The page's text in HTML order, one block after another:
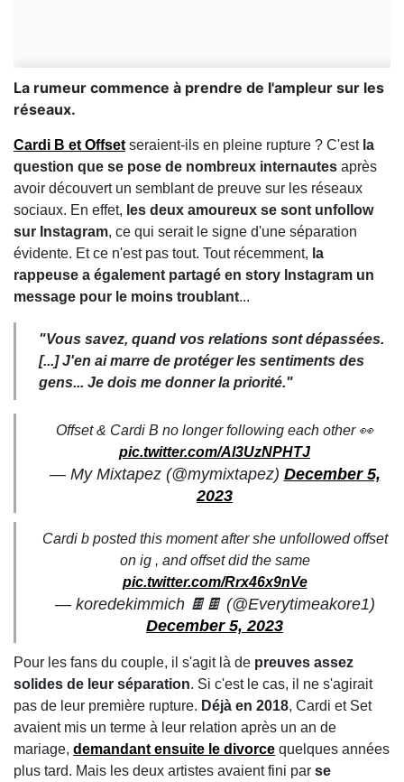
La rumeur commence à prendre de l'ampleur sur les
réseaux.
Cardi B et Offset seraient-ils en pleine rupture ? C'est la
question que se pose de nombreux internautes après
avoir découvert un semblant de preuve sur les réseaux
sociaux. En effet, les deux amoureux se sont unfollow
sur Instagram, ce qui serait le signe d'une séparation
évidente. Et ce n'est pas tout. Tout récemment, la
rappeuse a également partagé en story Instagram un
message pour le moins troublant...
"Vous savez, quand vos relations sont dépassées.
[...] J'en ai marre de protéger les sentiments des
gens... Je dois me donner la priorité."
Offset & Cardi B no longer following each other 👀
pic.twitter.com/Al3UzNPHTJ
— My Mixtapez (@mymixtapez) December 5,
2023
Cardi b posted this moment after she unfollowed offset
on ig , and offset did the same
pic.twitter.com/Rrx46x9nVe
— koredekimmich 🍫🍫 (@Everytimeakore1)
December 5, 2023
Pour les fans du couple, il s'agit là de preuves assez
solides de leur séparation. Si c'est le cas, il ne s'agirait
pas de leur première rupture. Déjà en 2018, Cardi et Set
avaient mis un terme à leur relation après un an de
mariage, demandant ensuite le divorce quelques années
plus tard. Mais les deux artistes avaient fini par se